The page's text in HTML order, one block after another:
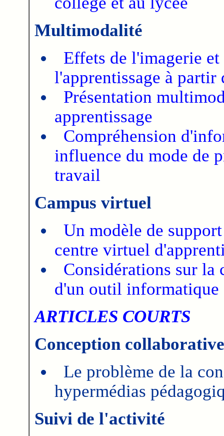
Multimodalité
Effets de l'imagerie
l'apprentissage à partir
Présentation
apprentissage
Compréhension
influence du mode de
travail
Campus virtuel
Un modèle de
centre virtuel
Considérations sur la
d'un outil informatique
ARTICLES COURTS
Conception collaborative
Le problème de la
hypermédias
Suivi de l'activité